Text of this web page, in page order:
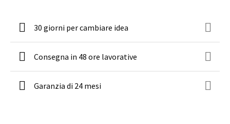
30 giorni per cambiare idea
Consegna in 48 ore lavorative
Garanzia di 24 mesi